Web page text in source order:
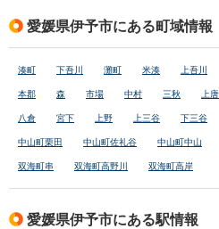
愛媛県伊予市にある町域情報
湊町 下吾川 灘町 米湊 上吾川
本郡 森 市場 中村 三秋 上唐
八倉 宮下 上野 上三谷 下三谷
中山町栗田 中山町佐礼谷 中山町中山
双海町串 双海町高野川 双海町高岸
愛媛県伊予市にある駅情報